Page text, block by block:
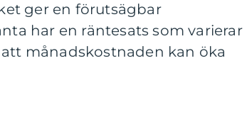
ger en förutsägbar
har en räntesats som varierar
månadskostnaden kan öka